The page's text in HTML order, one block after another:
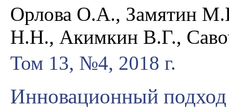
Орлова О.А., Замятин
Н.Н., Акимкин В.Г.,
Том 13, №4, 2018 г.
Инновационный подход